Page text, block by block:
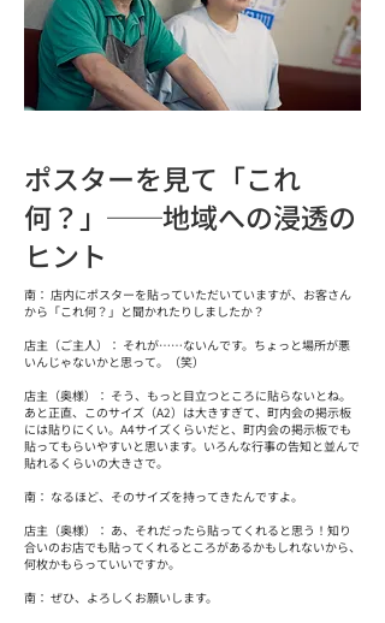
ポスターを見て「これ
何？」──地域への浸透の
ヒント
南： 店内にポスターを貼っていただいていますが、お客さん
から「これ何？」と聞かれたりしましたか？
店主（ご主人）： それが……ないんです。ちょっと場所が悪
いんじゃないかと思って。（笑）
店主（奥様）： そう、もっと目立つところに貼らないとね。
あと正直、このサイズ（A2）は大きすぎて、町内会の掲示板
には貼りにくい。A4サイズくらいだと、町内会の掲示板でも
貼ってもらいやすいと思います。いろんな行事の告知と並んで
貼れるくらいの大きさで。
南： なるほど、そのサイズを持ってきたんですよ。
店主（奥様）： あ、それだったら貼ってくれると思う！知り
合いのお店でも貼ってくれるところがあるかもしれないから、
何枚かもらっていいですか。
南： ぜひ、よろしくお願いします。